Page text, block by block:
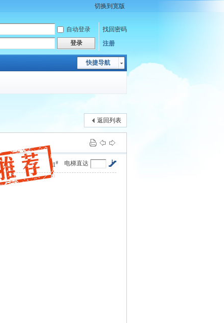
切换到宽版
自动登录
找回密码
登录 注册
快捷导航
返回列表
电梯直达
1#